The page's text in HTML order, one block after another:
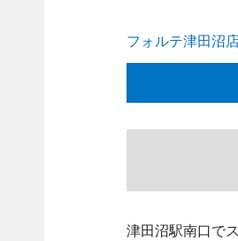
フォルテ津田沼
津田沼駅南口で